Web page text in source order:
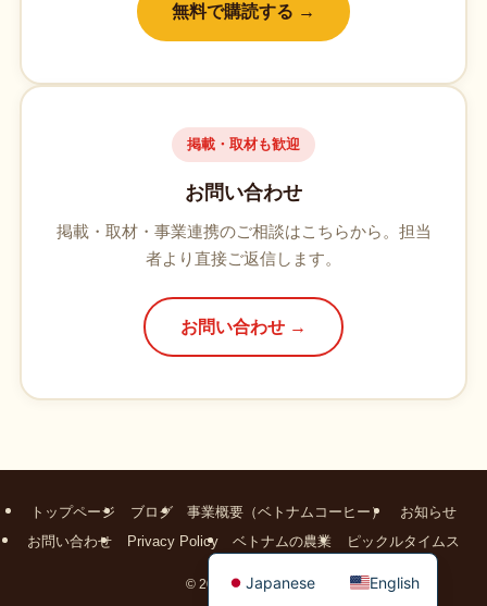
無料で購読する →
掲載・取材も歓迎
お問い合わせ
掲載・取材・事業連携のご相談はこちらから。担当
者より直接ご返信します。
お問い合わせ →
トップページ ブログ 事業概要（ベトナムコーヒー）
お知らせ
お問い合わせ
Privacy Policy ベトナムの農業 ピックルタイムス
© 2026 vietnam-gift
Japanese English